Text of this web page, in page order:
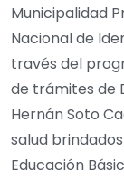
Municipalidad
Nacional de
través del
de trámites de
Hernán Soto
salud
Educación